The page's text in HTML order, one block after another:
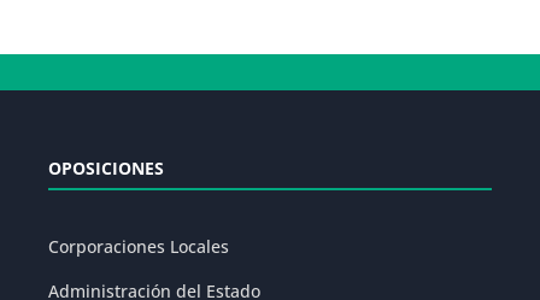
OPOSICIONES
Corporaciones Locales
Administración del Estado